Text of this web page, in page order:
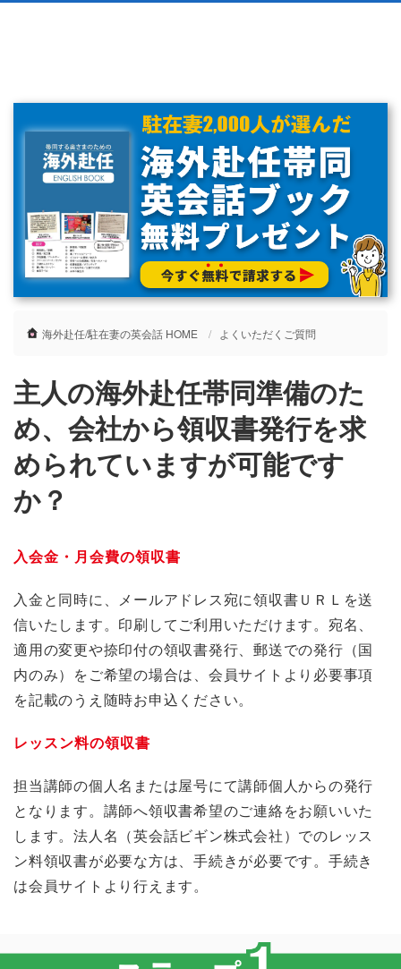
海外赴任/駐在妻の英会話 HOME よくいただくご質問
主人の海外赴任帯同準備のた
め、会社から領収書発行を求
められていますが可能です
か？
入会金・月会費の領収書
入金と同時に、メールアドレス宛に領収書ＵＲＬを送
信いたします。印刷してご利用いただけます。宛名、
適用の変更や捺印付の領収書発行、郵送での発行（国
内のみ）をご希望の場合は、会員サイトより必要事項
を記載のうえ随時お申込ください。
レッスン料の領収書
担当講師の個人名または屋号にて講師個人からの発行
となります。講師へ領収書希望のご連絡をお願いいた
します。法人名（英会話ビギン株式会社）でのレッス
ン料領収書が必要な方は、手続きが必要です。手続き
は会員サイトより行えます。